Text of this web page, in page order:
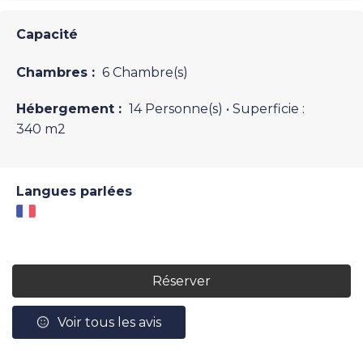
Capacité
Chambres : 6 Chambre(s)
Hébergement : 14 Personne(s) • Superficie :
340 m2
Langues parlées
Réserver
Voir tous les avis